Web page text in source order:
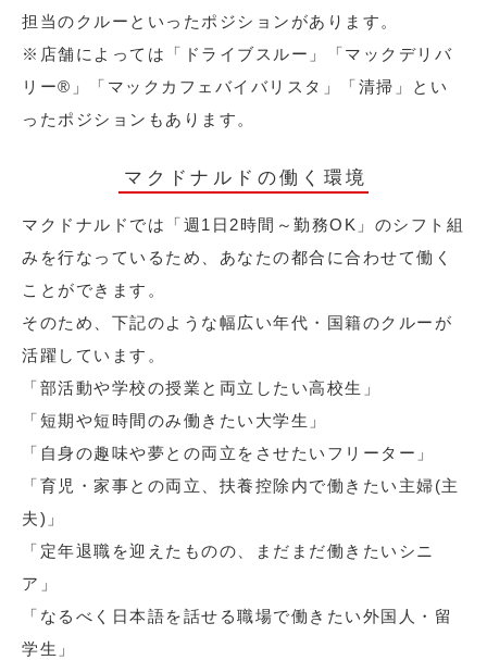
担当のクルーといったポジションがあります。
※店舗によっては「ドライブスルー」「マックデリバ
リー®︎」「マックカフェバイバリスタ」「清掃」とい
ったポジションもあります。
マクドナルドの働く環境
マクドナルドでは「週1日2時間～勤務OK」のシフト組
みを行なっているため、あなたの都合に合わせて働く
ことができます。
そのため、下記のような幅広い年代・国籍のクルーが
活躍しています。
「部活動や学校の授業と両立したい高校生」
「短期や短時間のみ働きたい大学生」
「自身の趣味や夢との両立をさせたいフリーター」
「育児・家事との両立、扶養控除内で働きたい主婦(主
夫)」
「定年退職を迎えたものの、まだまだ働きたいシニ
ア」
「なるべく日本語を話せる職場で働きたい外国人・留
学生」